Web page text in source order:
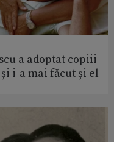
a adoptat copiii
i-a mai făcut și el